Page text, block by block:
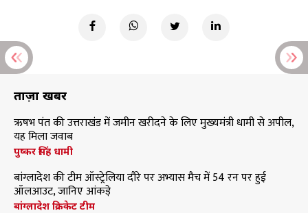
ताज़ा खबरें
ऋषभ पंत की उत्तराखंड में जमीन खरीदने के लिए मुख्यमंत्री धामी से अपील,
यह मिला जवाब
पुष्कर सिंह धामी
बांग्लादेश की टीम ऑस्ट्रेलिया दौरे पर अभ्यास मैच में 54 रन पर हुई
ऑलआउट, जानिए आंकड़े
बांग्लादेश क्रिकेट टीम